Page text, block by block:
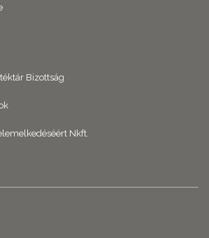
Bizottság
Nkft.